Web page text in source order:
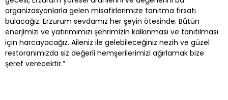
organizasyonlarla gelen misafirlerimize tanıtma fırsatı
bulacağız. Erzurum sevdamız her şeyin ötesinde. Bütün
enerjimizi ve yatırımımızı şehrimizin kalkınması ve tanıtılması
için harcayacağız. Aileniz ile gelebileceğiniz nezih ve güzel
restoranımızda siz değerli hemşerilerimizi ağırlamak bize
şeref verecektir.”